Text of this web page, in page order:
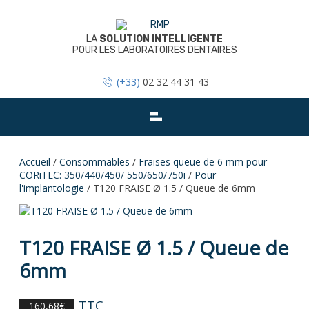
LA SOLUTION INTELLIGENTE
POUR LES LABORATOIRES DENTAIRES
(+33) 02 32 44 31 43
Accueil / Consommables / Fraises queue de 6 mm pour
CORiTEC: 350/440/450/ 550/650/750i / Pour
l'implantologie / T120 FRAISE Ø 1.5 / Queue de 6mm
T120 FRAISE Ø 1.5 / Queue de
6mm
TTC